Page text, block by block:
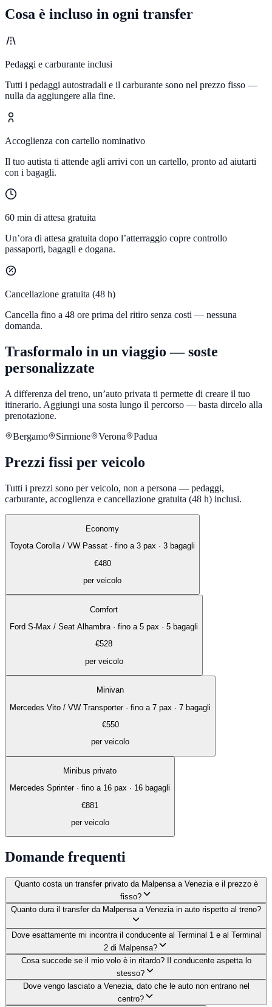
Cosa è incluso in ogni transfer
Pedaggi e carburante inclusi
Tutti i pedaggi autostradali e il carburante sono nel prezzo fisso —
nulla da aggiungere alla fine.
Accoglienza con cartello nominativo
Il tuo autista ti attende agli arrivi con un cartello, pronto ad aiutarti
con i bagagli.
60 min di attesa gratuita
Un’ora di attesa gratuita dopo l’atterraggio copre controllo
passaporti, bagagli e dogana.
Cancellazione gratuita (48 h)
Cancella fino a 48 ore prima del ritiro senza costi — nessuna
domanda.
Trasformalo in un viaggio — soste
personalizzate
A differenza del treno, un’auto privata ti permette di creare il tuo
itinerario. Aggiungi una sosta lungo il percorso — basta dircelo alla
prenotazione.
Bergamo
Sirmione Verona Padua
Prezzi fissi per veicolo
Tutti i prezzi sono per veicolo, non a persona — pedaggi,
carburante, accoglienza e cancellazione gratuita (48 h) inclusi.
Economy
Toyota Corolla / VW Passat · fino a 3 pax · 3 bagagli
€480
per veicolo
Comfort
Ford S-Max / Seat Alhambra· fino a 5 pax · 5 bagagli
€528
per veicolo
Minivan
Mercedes Vito / VW Transporter· fino a 7 pax · 7 bagagli
€550
per veicolo
Minibus privato
Mercedes Sprinter· fino a 16 pax · 16 bagagli
€881
per veicolo
Domande frequenti
Quanto costa un transfer privato da Malpensa a Venezia e il prezzo è
fisso?
Quanto dura il transfer da Malpensa a Venezia in auto rispetto al treno?
Dove esattamente mi incontra il conducente al Terminal 1 e al Terminal
2 di Malpensa?
Cosa succede se il mio volo è in ritardo? Il conducente aspetta lo
stesso?
Dove vengo lasciato a Venezia, dato che le auto non entrano nel
centro?